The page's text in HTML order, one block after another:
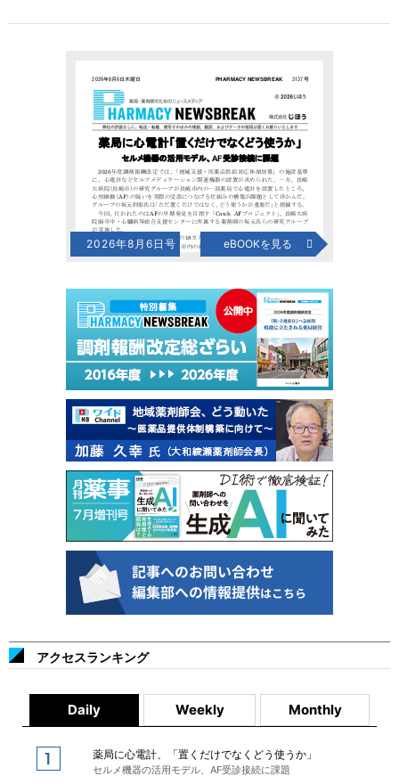
2026年8月6日号 eBOOKを見る
アクセスランキング
Daily Weekly Monthly
薬局に心電計、「置くだけでなくどう使うか」
セルメ機器の活用モデル、AF受診接続に課題